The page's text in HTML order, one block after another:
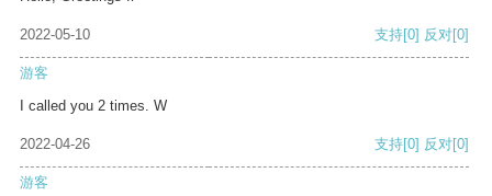
2022-05-10 支持[0] 反对[0]
游客
I called you 2 times. W
2022-04-26 支持[0] 反对[0]
游客